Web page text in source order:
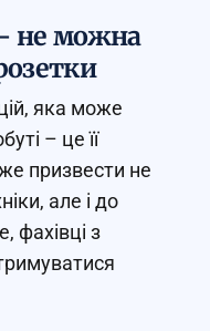
не можна
яка може
– це її
призвести не
але і до
фахівці з